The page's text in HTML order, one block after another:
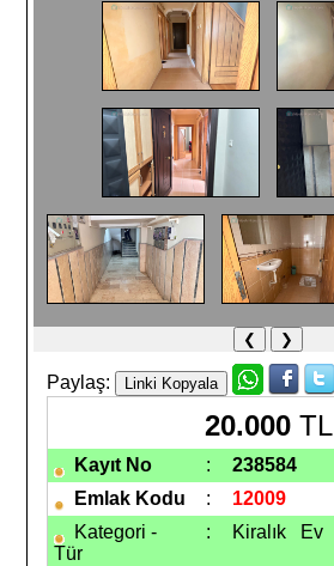
❮ ❯
Paylaş:
20.000 TL
Kayıt No :
238584
Emlak Kodu
:
12009
Kategori -
Tür
: KiralıkEv